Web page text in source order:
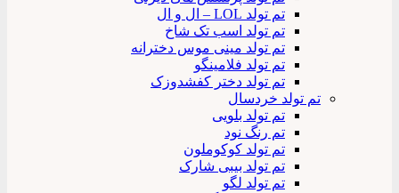
تم تولد LOL – ال و ال
تم تولد اسب تک شاخ
تم تولد مینی موس دخترانه
تم تولد فلامینگو
تم تولد دختر کفشدوزک
تم تولد خردسال
تم تولد بلویی
تم رنگ نود
تم تولد کوکوملون
تم تولد بیبی شارک
تم تولد لگو